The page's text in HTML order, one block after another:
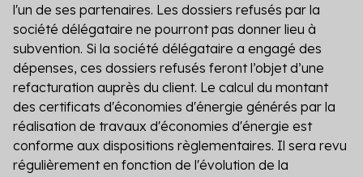
l'un de ses partenaires. Les dossiers refusés par la
société délégataire ne pourront pas donner lieu à
subvention. Si la société délégataire a engagé des
dépenses, ces dossiers refusés feront l’objet d’une
refacturation auprès du client. Le calcul du montant
des certificats d'économies d'énergie générés par la
réalisation de travaux d'économies d'énergie est
conforme aux dispositions règlementaires. Il sera revu
régulièrement en fonction de l'évolution de la